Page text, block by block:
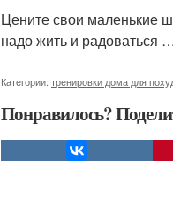
Цените свои маленькие
надо жить и радоваться
Категории: тренировки дома для
Понравилось?